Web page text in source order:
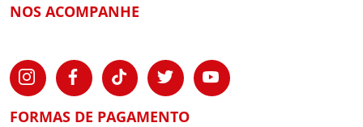
NOS ACOMPANHE
FORMAS DE PAGAMENTO